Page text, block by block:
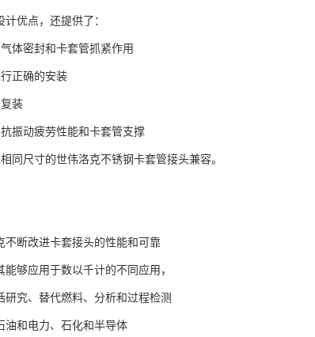
计优点，还提供了：
体密封和卡套管抓紧作用
正确的安装
装
振动疲劳性能和卡套管支撑
同尺寸的世伟洛克不锈钢卡套管接头兼容。
不断改进卡套接头的性能和可靠
能够应用于数以千计的不同应用，
研究、替代燃料、分析和过程检测
油和电力、石化和半导体